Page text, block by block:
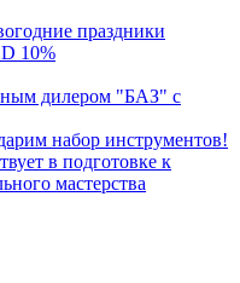
праздники
10%
дилером "БАЗ" с
набор инструментов!
в подготовке к
мастерства